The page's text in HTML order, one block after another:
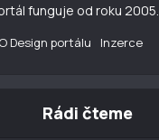
funguje od roku 2005.
O Design portálu Inzerce
Rádi čteme